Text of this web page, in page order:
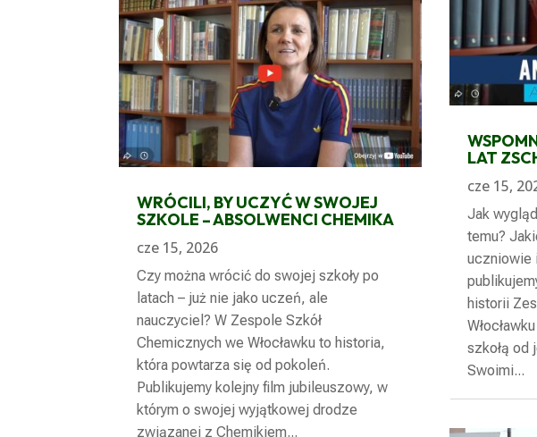
WRÓCILI, BY UCZYĆ W SWOJEJ
SZKOLE – ABSOLWENCI CHEMIKA
cze 15, 2026
Czy można wrócić do swojej szkoły po
latach – już nie jako uczeń, ale
nauczyciel? W Zespole Szkół
Chemicznych we Włocławku to historia,
która powtarza się od pokoleń.
Publikujemy kolejny film jubileuszowy, w
którym o swojej wyjątkowej drodze
związanej z Chemikiem...
LAT
cze 15,
Jak
temu?
uczniowie
historii
szkołą od
Swoimi...